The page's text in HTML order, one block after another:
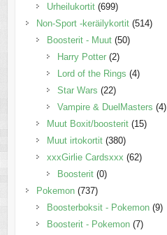
Urheilukortit (699)
Non-Sport -keräilykortit (514)
Boosterit - Muut (50)
Harry Potter (2)
Lord of the Rings (4)
Star Wars (22)
Vampire & DuelMasters (4)
Muut Boxit/boosterit (15)
Muut irtokortit (380)
xxxGirlie Cardsxxx (62)
Boosterit (0)
Pokemon (737)
Boosterboksit - Pokemon (9)
Boosterit - Pokemon (7)